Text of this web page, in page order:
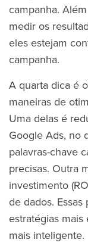
campanha.
medir os
eles estejam
campanha.
A quarta dica é
maneiras de
Uma delas é
Google Ads, no
palavras-chave
precisas. Outra
investimento
de dados.
estratégias
mais inteligente.